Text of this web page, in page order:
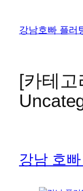
강남호빠 플러
[카테고
강남 호